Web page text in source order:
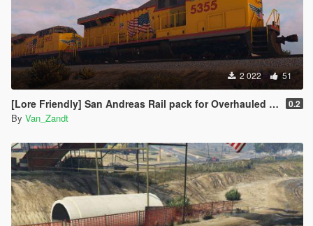
2 022 51
[Lore Friendly] San Andreas Rail pack for Overhauled trains 0.2
By Van_Zandt